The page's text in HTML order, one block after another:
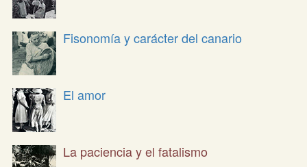
Fisonomía y carácter del canario
El amor
La paciencia y el fatalismo